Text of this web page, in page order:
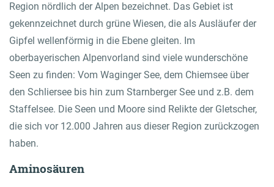
Region nördlich der Alpen bezeichnet. Das Gebiet ist
gekennzeichnet durch grüne Wiesen, die als Ausläufer der
Gipfel wellenförmig in die Ebene gleiten. Im
oberbayerischen Alpenvorland sind viele wunderschöne
Seen zu finden: Vom Waginger See, dem Chiemsee über
den Schliersee bis hin zum Starnberger See und z.B. dem
Staffelsee. Die Seen und Moore sind Relikte der Gletscher,
die sich vor 12.000 Jahren aus dieser Region zurückzogen
haben.
Aminosäuren